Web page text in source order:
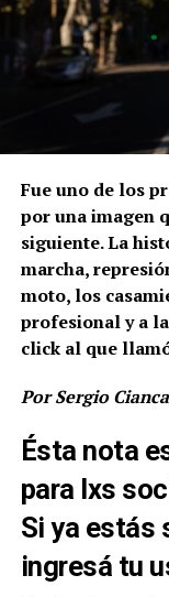
Fue uno de los
por una imagen
siguiente. La
marcha,
moto, los
profesional y a
click al que
Por Sergio
Ésta nota
para lxs
Si ya estás
ingresá tu